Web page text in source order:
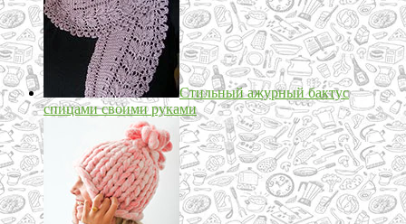
Стильный ажурный бактус
спицами своими руками